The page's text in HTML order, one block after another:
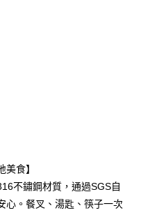
」的支付方式。 讓您購物簡單
美食】
不鏽鋼材質，通過SGS自
心。餐叉、湯匙、筷子一次